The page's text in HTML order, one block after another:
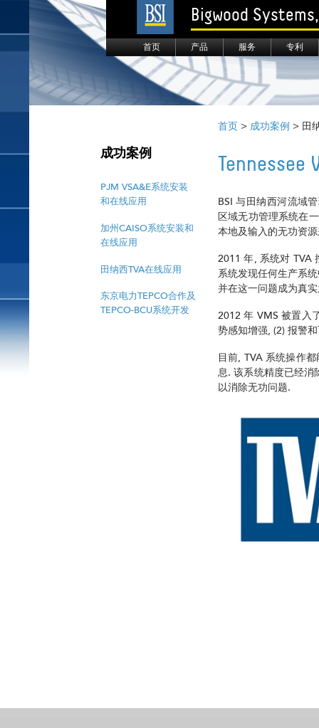
Bigwood
首页 产品 服务 专利
成功案例
PJM VSA&E系统安装
和在线应用
加州CAISO系统安装和
在线应用
田纳西TVA在线应用
东京电力TEPCO合作及
TEPCO-BCU系统开发
首页 > 成功案例 > 田
BSI 与田纳西河流域
区域无功管理系统在
本地及输入的无功资
2011 年, 系统对 TVA
系统发现任何生产系
并在这一问题成为真
2012 年 VMS 被置入
势感知增强, (2) 报警
目前, TVA 系统操作
息. 该系统精度已经消
以消除无功问题.